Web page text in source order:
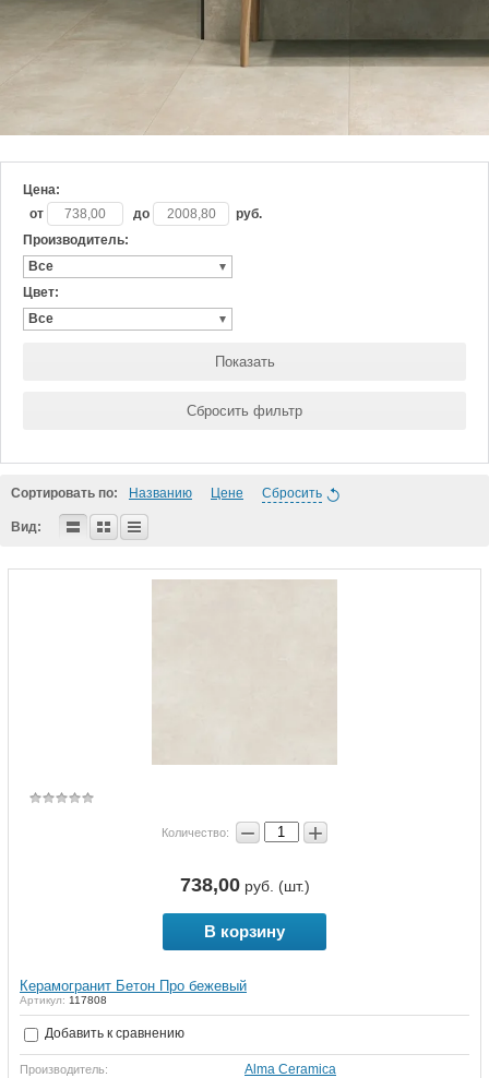
Цена:
от
до
руб.
Производитель:
Все
Цвет:
Все
Показать
Сбросить фильтр
Сортировать по: Названию Цене Сбросить
Вид:
Количество: − +
738,00руб. (шт.)
В корзину
Керамогранит Бетон Про бежевый
Артикул: 117808
Добавить к сравнению
Производитель: Alma Ceramica